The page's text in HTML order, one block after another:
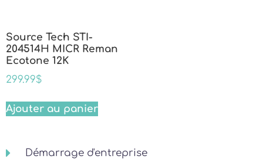
Source Tech STI-
204514H MICR Reman
Ecotone 12K
299.99$
Ajouter au panier
Démarrage d'entreprise